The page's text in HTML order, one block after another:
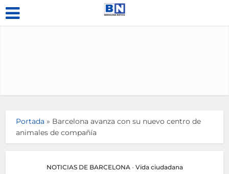
Portada » Barcelona avanza con su nuevo centro de
animales de compañía
NOTICIAS DE BARCELONA • Vida ciudadana